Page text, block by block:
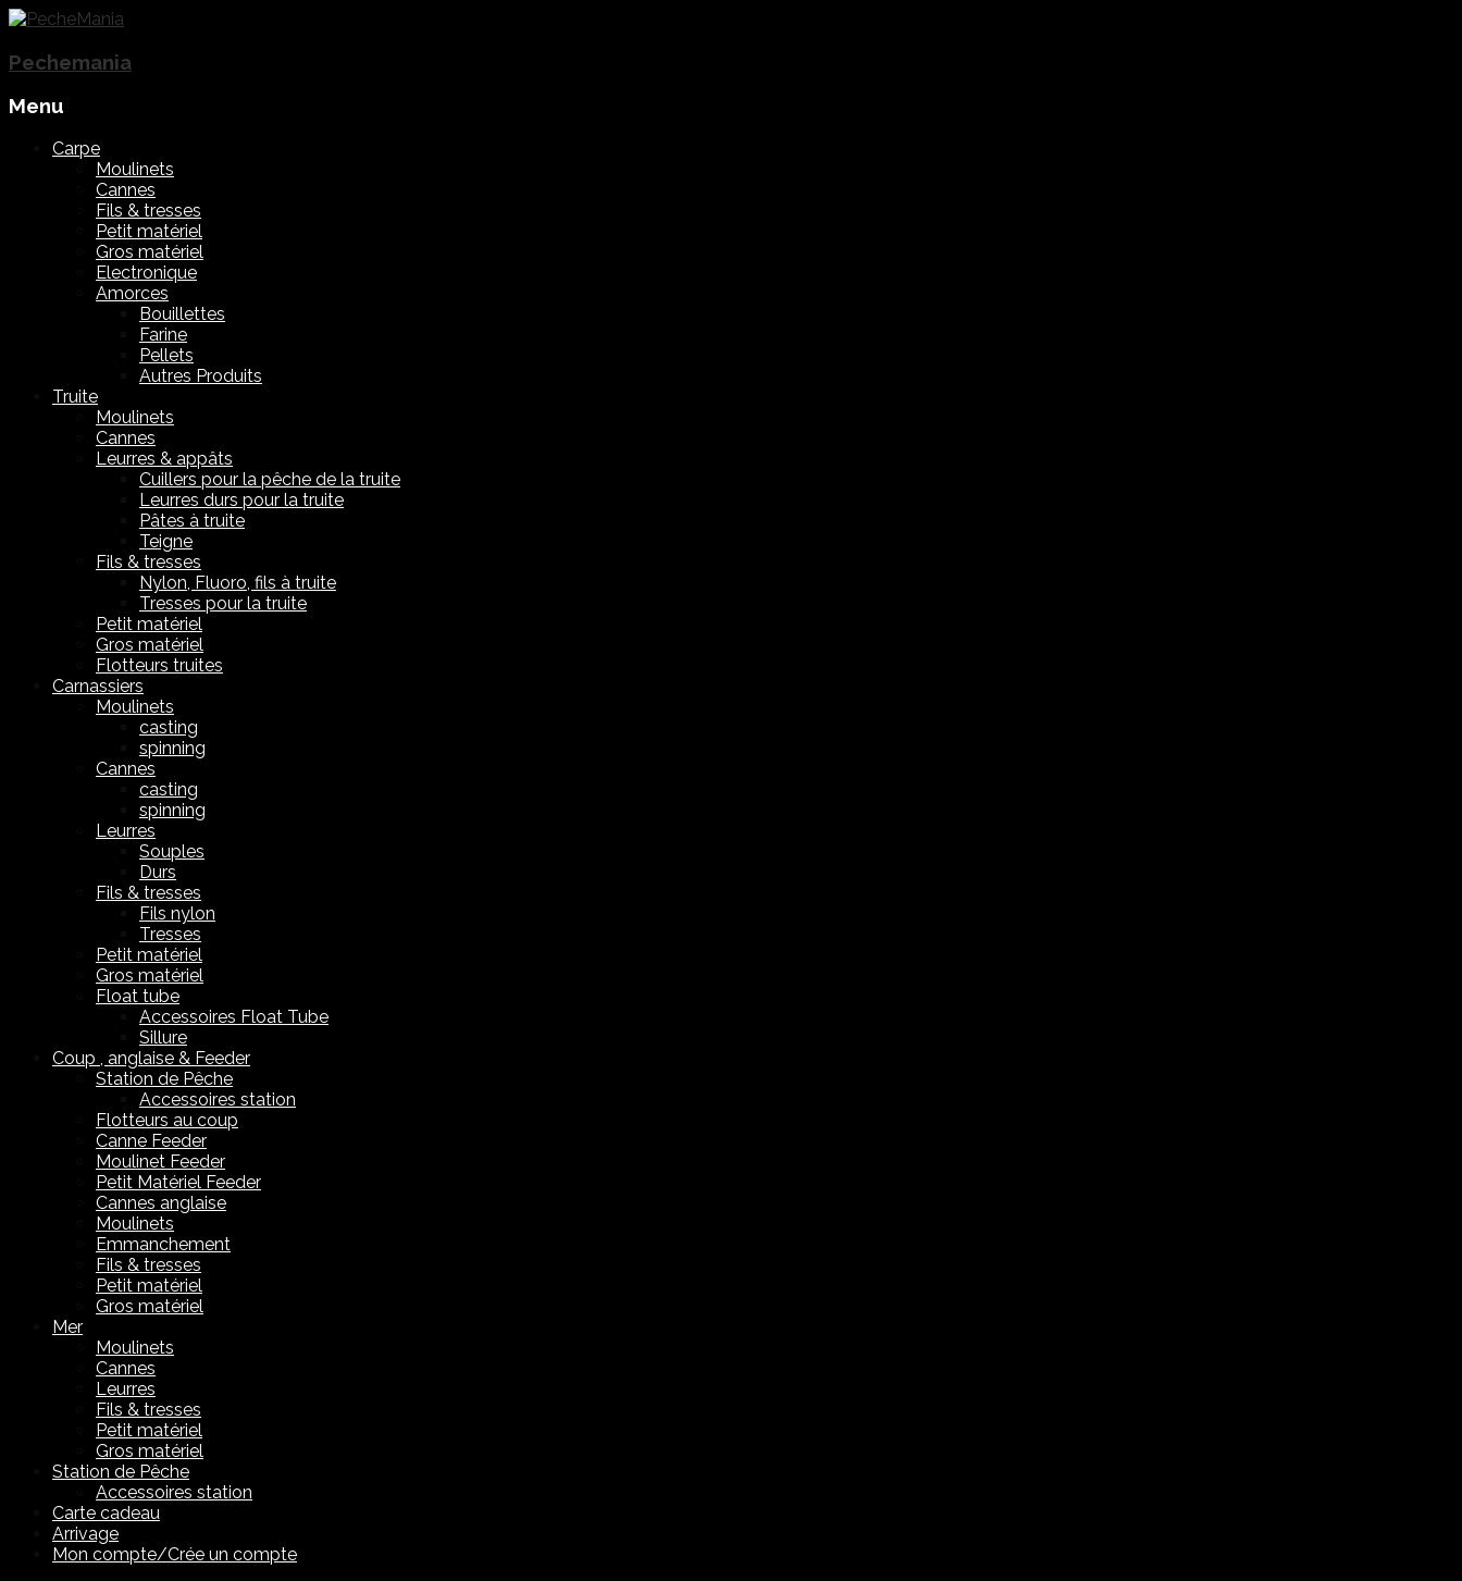
Pechemania
Menu
Carpe
Moulinets
Cannes
Fils & tresses
Petit matériel
Gros matériel
Electronique
Amorces
Bouillettes
Farine
Pellets
Autres Produits
Truite
Moulinets
Cannes
Leurres & appâts
Cuillers pour la pêche de la truite
Leurres durs pour la truite
Pâtes à truite
Teigne
Fils & tresses
Nylon, Fluoro, fils à truite
Tresses pour la truite
Petit matériel
Gros matériel
Flotteurs truites
Carnassiers
Moulinets
casting
spinning
Cannes
casting
spinning
Leurres
Souples
Durs
Fils & tresses
Fils nylon
Tresses
Petit matériel
Gros matériel
Float tube
Accessoires Float Tube
Sillure
Coup , anglaise & Feeder
Station de Pêche
Accessoires station
Flotteurs au coup
Canne Feeder
Moulinet Feeder
Petit Matériel Feeder
Cannes anglaise
Moulinets
Emmanchement
Fils & tresses
Petit matériel
Gros matériel
Mer
Moulinets
Cannes
Leurres
Fils & tresses
Petit matériel
Gros matériel
Station de Pêche
Accessoires station
Carte cadeau
Arrivage
Mon compte/Crée un compte